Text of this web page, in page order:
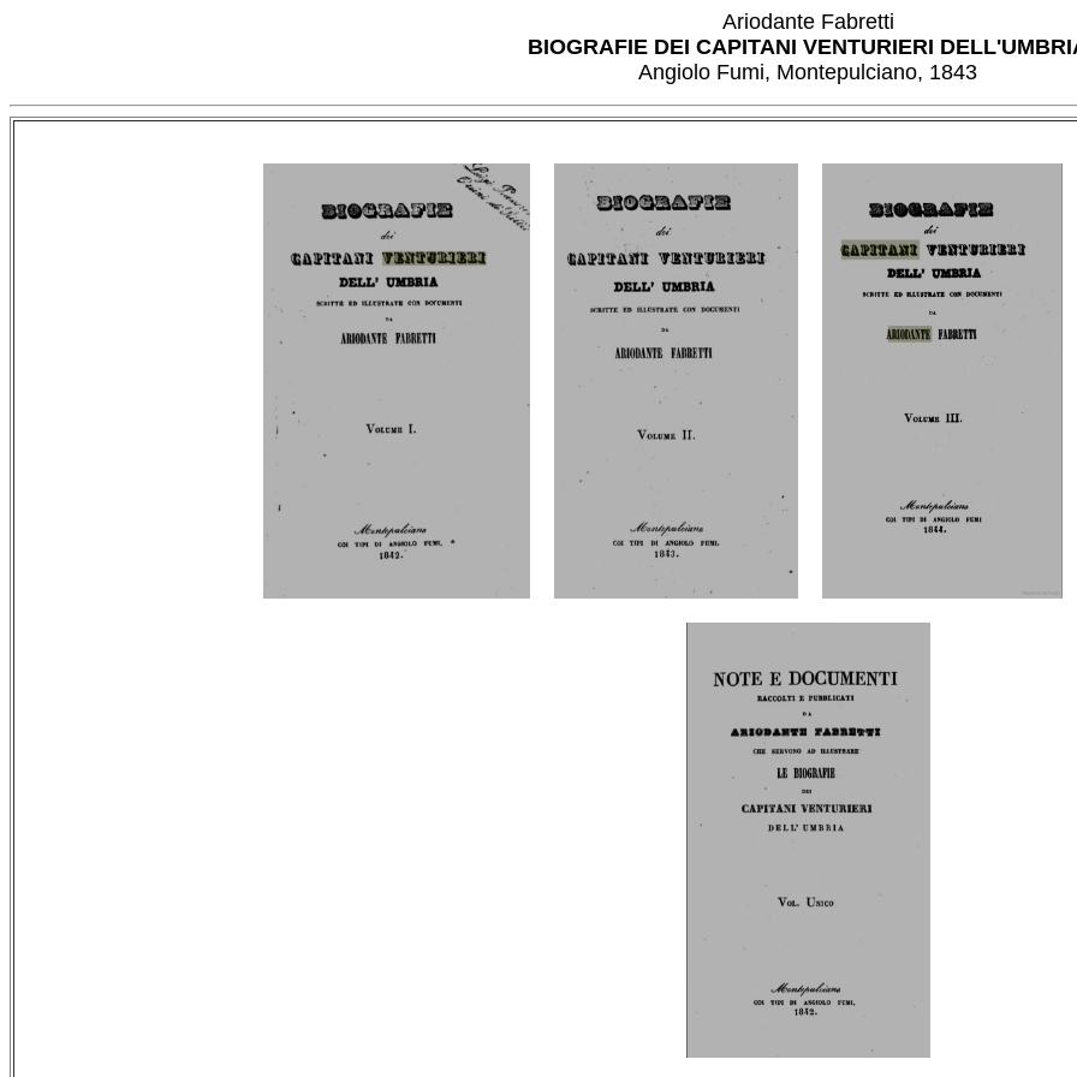
Ariodante Fabretti
BIOGRAFIE DEI CAPITANI VENTURIERI
Angiolo Fumi, Montepulciano, 1843